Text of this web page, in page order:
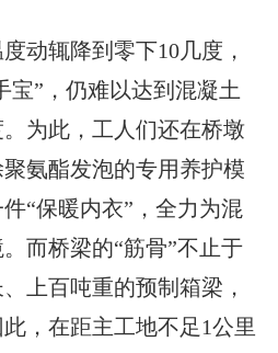
动辄降到零下10几度，
宝”，仍难以达到混凝土
为此，工人们还在桥墩
氨酯发泡的专用养护模
“保暖内衣”，全力为混
而桥梁的“筋骨”不止于
上百吨重的预制箱梁，
，在距主工地不足1公里